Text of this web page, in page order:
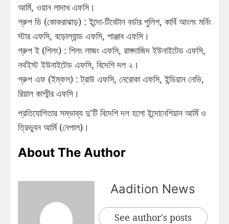
আর্মি, ওয়ান লাদাখ এফসি।
গ্রুপ ডি (কোকরাঝাড়) : ইন্দো-টিবেটান বর্ডার পুলিশ, কার্বি আংলং মর্নিং
স্টার এফসি, বড়োল্যান্ড এফসি, পাঞ্জাব এফসি।
গ্রুপ ই (শিলং) : শিলং লাজং এফসি, রাঙ্গদাজিদ ইউনাইটেড এফসি,
নর্থইস্ট ইউনাইটেড এফসি, বিদেশি দল ২।
গ্রুপ এফ (ইম্ফল) : ট্রাউ এফসি, নেরোকা এফসি, ইন্ডিয়ান নেভি,
রিয়াল কাশ্মীর এফসি।
প্রতিযোগিতার সম্ভাব্য দু’টি বিদেশি দল হলো ইন্দোনেশিয়ান আর্মি ও
ত্রিভুবন আর্মি (নেপাল)।
About The Author
Aadition News
See author's posts